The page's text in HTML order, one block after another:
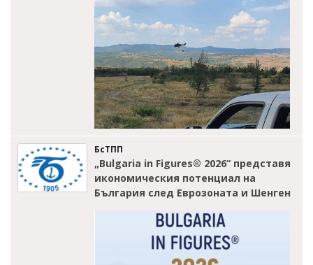
БсТПП
„Bulgaria in Figures® 2026“ представя
икономическия потенциал на
България след Еврозоната и Шенген